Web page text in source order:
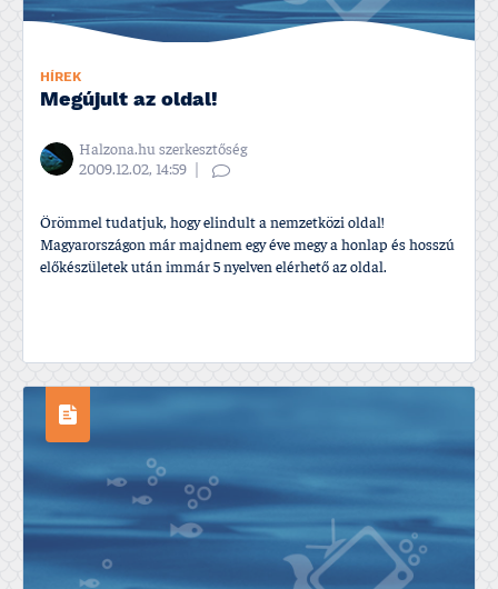
HÍREK
Megújult az oldal!
Halzona.hu szerkesztőség
2009.12.02, 14:59
Örömmel tudatjuk, hogy elindult a nemzetközi oldal!
Magyarországon már majdnem egy éve megy a honlap és hosszú
előkészületek után immár 5 nyelven elérhető az oldal.